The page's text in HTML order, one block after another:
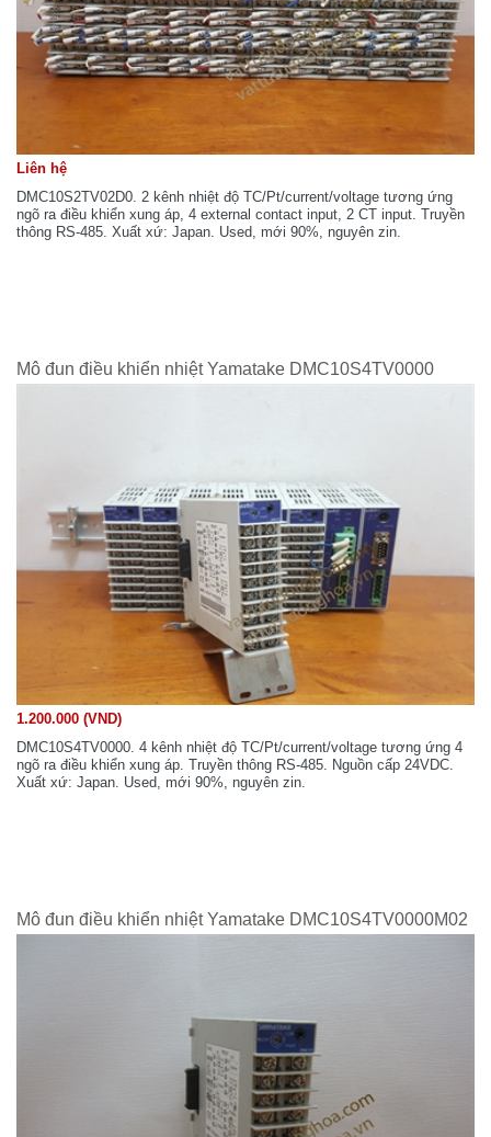
Liên hệ
DMC10S2TV02D0. 2 kênh nhiệt độ TC/Pt/current/voltage tương ứng
ngõ ra điều khiển xung áp, 4 external contact input, 2 CT input. Truyền
thông RS-485. Xuất xứ: Japan. Used, mới 90%, nguyên zin.
Mô đun điều khiển nhiệt Yamatake DMC10S4TV0000
1.200.000 (VND)
DMC10S4TV0000. 4 kênh nhiệt độ TC/Pt/current/voltage tương ứng 4
ngõ ra điều khiển xung áp. Truyền thông RS-485. Nguồn cấp 24VDC.
Xuất xứ: Japan. Used, mới 90%, nguyên zin.
Mô đun điều khiển nhiệt Yamatake DMC10S4TV0000M02